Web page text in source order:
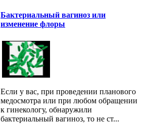
Бактериальный вагиноз или
изменение флоры
Если у вас, при проведении планового
медосмотра или при любом обращении
к гинекологу, обнаружили
бактериальный вагиноз, то не ст...